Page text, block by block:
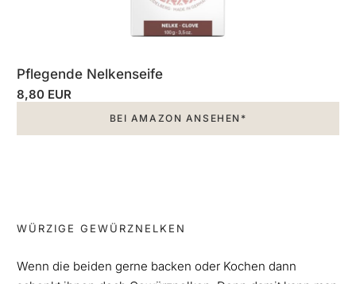
Pflegende Nelkenseife
8,80 EUR
BEI AMAZON ANSEHEN*
WÜRZIGE GEWÜRZNELKEN
Wenn die beiden gerne backen oder Kochen dann